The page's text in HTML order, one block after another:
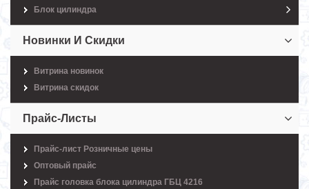
Блок цилиндра
Новинки И Скидки
Витрина новинок
Витрина скидок
Прайс-Листы
Прайс-лист Розничные цены
Оптовый прайс
Прайс головка блока цилиндра ГБЦ 4216